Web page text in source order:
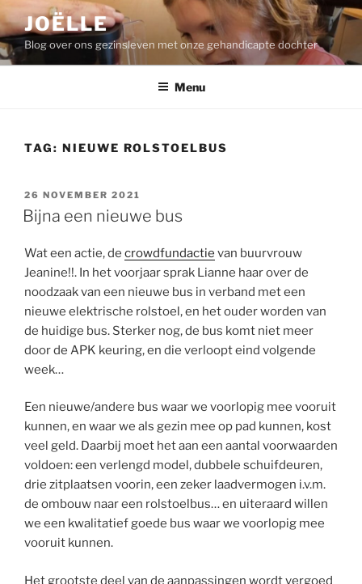
naar
de
inhoud
JOËLLE
Blog over ons gezinsleven met onze gehandicapte dochter
Menu
TAG: NIEUWE ROLSTOELBUS
GEPLAATST
OP
26 NOVEMBER 2021
Bijna een nieuwe bus
Wat een actie, de crowdfundactie van buurvrouw
Jeanine!!. In het voorjaar sprak Lianne haar over de
noodzaak van een nieuwe bus in verband met een
nieuwe elektrische rolstoel, en het ouder worden van
de huidige bus. Sterker nog, de bus komt niet meer
door de APK keuring, en die verloopt eind volgende
week…
Een nieuwe/andere bus waar we voorlopig mee vooruit
kunnen, en waar we als gezin mee op pad kunnen, kost
veel geld. Daarbij moet het aan een aantal voorwaarden
voldoen: een verlengd model, dubbele schuifdeuren,
drie zitplaatsen voorin, een zeker laadvermogen i.v.m.
de ombouw naar een rolstoelbus… en uiteraard willen
we een kwalitatief goede bus waar we voorlopig mee
vooruit kunnen.
Het grootste deel van de aanpassingen wordt vergoed